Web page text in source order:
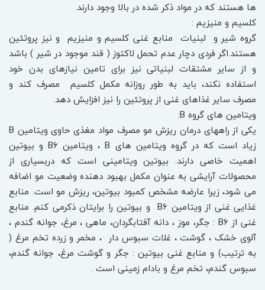
ها هستند که در مواد ذکر شده در بالا وجود دارند.
کلسیم و منیزیم :
گروه شیر و لبنیات منابع غنی کلسیم و منیزیم و نیز پروتئین
هستند.اگر فردی دچار عدم تحمل لاکتوز ( قند موجود در شیر ) باشد
و از سایر مشتقات لبنیاتی نیز برای تامین نیازهای بدن خود
استفاده نکند، باید به طور روزانه مکمل کلسیم مصرف کند و
مصرف سایر غذاهای غنی از پروتئین را نیز افزایش دهد.
ویتامین های گروه B:
یکی از راههای درمان ریزش مو مصرف مواد مغذی حاوی ویتامین B
زیاد است که در گروه ویتامین های B ، ویتامین B6 و بیوتین
اهمیت خاصی دارند. بیوتین ویتامینی است که دربسیاری از
محصولات آرایشی به عنوان مکمل بهبود دهنده وضعیت مو اضافه
می شود، زیرا عارضه مشخص کمبود بیوتین، ریزش مو است. منابع
غذایی غنی از ویتامین B6 و بیوتین را برایتان ذکرمی کنم. منابع
غنی از B6 : جگر، موز ، دانه آفتابگردان، ماهی ، مرغ، جوانه گندم ،
آلوی خشک ، گوشت ، غلات سبوس دار ، مخمر و زرده تخم مرغ (
به ترتیب) و منابع غنی بیوتین : جگر و گوشت مرغ، جوانه گندم،
سبوس گندم، تخم مرغ و بادام زمینی است .